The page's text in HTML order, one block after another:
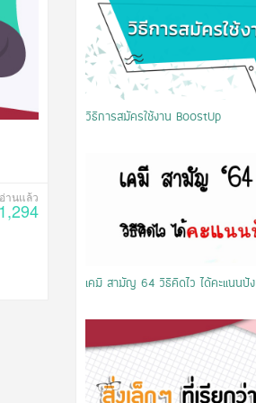
วิธีการสมัครใช้งาน BoostUp
เคมี สามัญ 64 วิธีคิดไว ได้คะแนนปัง